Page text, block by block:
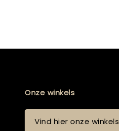
Onze winkels
Vind hier onze winkels